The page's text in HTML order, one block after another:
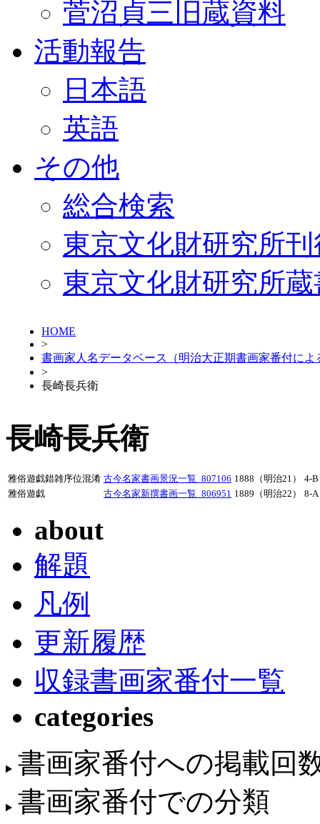
菅沼貞三旧蔵資料
活動報告
日本語
英語
その他
総合検索
東京文化財研究所
東京文化財研究所
HOME
>
書画家人名データベース（明治大正期書画家番付によ
>
長崎長兵衛
長崎長兵衛
雅俗遊戯錯雑序位混淆 古今名家書画景況一覧_807106 1888（明治21）
4-B
雅俗遊戯
古今名家新撰書画一覧_806951 1889（明治22） 8-A
about
解題
凡例
更新履歴
収録書画家番付一覧
categories
書画家番付への掲載回
書画家番付での分類